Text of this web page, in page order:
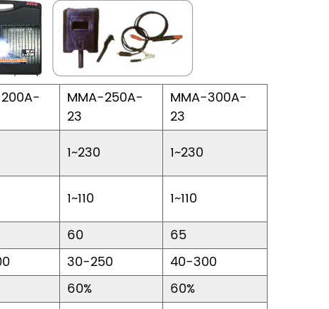
MMA-250A-
23
MMA-300A-
23
1~230
1~230
1~110
1~110
60
65
30-250
40-300
60%
60%